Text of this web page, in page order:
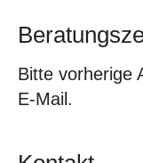
Bitte vorherige
E-Mail.